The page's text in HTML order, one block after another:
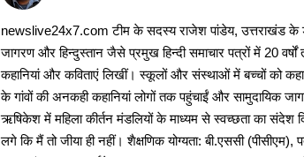
newslive24x7.com टीम के सदस्य राजेश पांडेय, उत्तराखंड के
जागरण और हिन्दुस्तान जैसे प्रमुख हिन्दी समाचार पत्रों में 20
कहानियां और कविताएं लिखीं। स्कूलों और संस्थाओं में बच्चों को
के गांवों की अनकही कहानियां लोगों तक पहुंचाईं और सामुदायिक
ऋषिकेश में महिला कीर्तन मंडलियों के माध्यम से स्वच्छता का संदेश
लगे कि मैं तो जीया ही नहीं। शैक्षणिक योग्यता: बी.एससी